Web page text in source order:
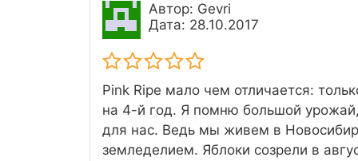
Автор: Gevri
Дата: 28.10.2017
Pink Ripe мало чем отличается:
на 4-й год. Я помню большой
для нас. Ведь мы живем в
земледелием. Яблоки созрели в